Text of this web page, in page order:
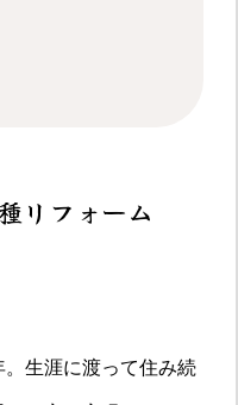
リフォーム
生涯に渡って住み続